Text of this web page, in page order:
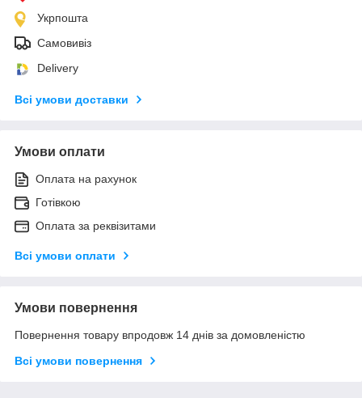
Укрпошта
Самовивіз
Delivery
Всі умови доставки
Умови оплати
Оплата на рахунок
Готівкою
Оплата за реквізитами
Всі умови оплати
Умови повернення
Повернення товару впродовж 14 днів за домовленістю
Всі умови повернення